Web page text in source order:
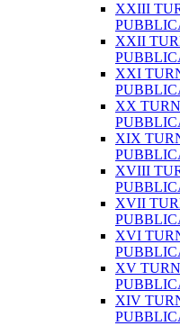
XXIII
XXII
XXI
XX
XIX
XVIII
XVII
XVI
XV
XIV